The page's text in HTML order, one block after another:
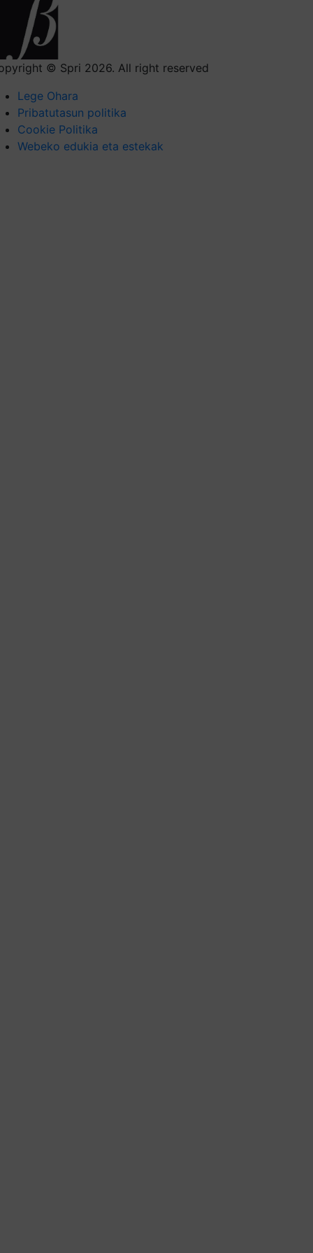
© Spri 2026. All right reserved
Lege Ohara
Pribatutasun politika
Cookie Politika
Webeko edukia eta estekak